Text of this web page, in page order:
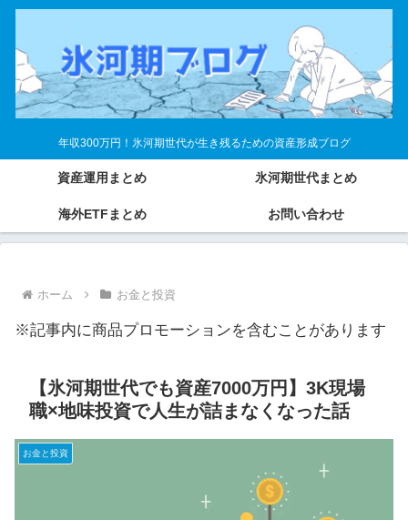
年収300万円！氷河期世代が生き残るための資産形成ブログ
資産運用まとめ 氷河期世代まとめ
海外ETFまとめ お問い合わせ
ホーム お金と投資
※記事内に商品プロモーションを含むことがあります
【氷河期世代でも資産7000万円】3K現場
職×地味投資で人生が詰まなくなった話
お金と投資